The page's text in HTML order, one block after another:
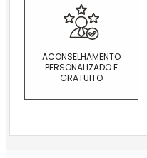
ACONSELHAMENTO
PERSONALIZADO E
GRATUITO